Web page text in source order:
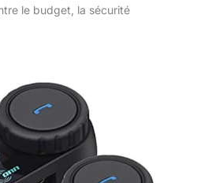
le budget, la sécurité